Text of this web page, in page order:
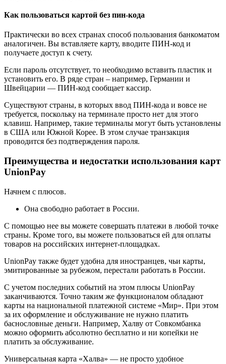
Как пользоваться картой без пин-кода
Практически во всех странах способ пользования банкоматом
аналогичен. Вы вставляете карту, вводите ПИН-код и
получаете доступ к счету.
Если пароль отсутствует, то необходимо вставить пластик и
установить его. В ряде стран – например, Германии и
Швейцарии — ПИН-код сообщает кассир.
Существуют страны, в которых ввод ПИН-кода и вовсе не
требуется, поскольку на терминале просто нет для этого
клавиш. Например, такие терминалы могут быть установлены
в США или Южной Корее. В этом случае транзакция
проводится без подтверждения пароля.
Преимущества и недостатки использования карт
UnionPay
Начнем с плюсов.
Она свободно работает в России.
С помощью нее вы можете совершать платежи в любой точке
страны. Кроме того, вы можете пользоваться ей для оплаты
товаров на российских интернет-площадках.
UnionPay также будет удобна для иностранцев, чьи карты,
эмитированные за рубежом, перестали работать в России.
С учетом последних событий на этом плюсы UnionPay
заканчиваются. Точно таким же функционалом обладают
карты на национальной платежной системе «Мир». При этом
за их оформление и обслуживание не нужно платить
баснословные деньги. Например, Халву от Совкомбанка
можно оформить абсолютно бесплатно и ни копейки не
платить за обслуживание.
Универсальная карта «Халва» — не просто удобное